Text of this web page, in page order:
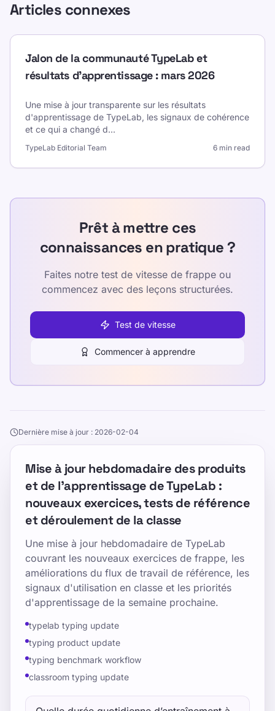
Articles connexes
Jalon de la communauté TypeLab et
résultats d’apprentissage : mars 2026
Une mise à jour transparente sur les résultats
d'apprentissage de TypeLab, les signaux de cohérence
et ce qui a changé d...
TypeLab Editorial Team 6 min read
Prêt à mettre ces
connaissances en pratique ?
Faites notre test de vitesse de frappe ou
commencez avec des leçons structurées.
Test de vitesse
Commencer à apprendre
Dernière mise à jour : 2026-02-04
Mise à jour hebdomadaire des produits
et de l'apprentissage de TypeLab :
nouveaux exercices, tests de référence
et déroulement de la classe
Une mise à jour hebdomadaire de TypeLab
couvrant les nouveaux exercices de frappe, les
améliorations du flux de travail de référence, les
signaux d'utilisation en classe et les priorités
d'apprentissage de la semaine prochaine.
typelab typing update
typing product update
typing benchmark workflow
classroom typing update